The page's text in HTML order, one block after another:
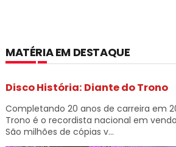
MATÉRIA EM DESTAQUE
Disco História: Diante do Trono
Completando 20 anos de carreira em
Trono é o recordista nacional em
São milhões de cópias v...